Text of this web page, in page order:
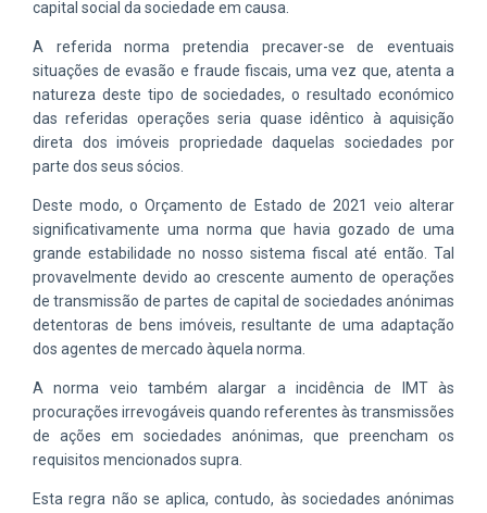
capital social da sociedade em causa.
A referida norma pretendia precaver-se de eventuais
situações de evasão e fraude fiscais, uma vez que, atenta a
natureza deste tipo de sociedades, o resultado económico
das referidas operações seria quase idêntico à aquisição
direta dos imóveis propriedade daquelas sociedades por
parte dos seus sócios.
Deste modo, o Orçamento de Estado de 2021 veio alterar
significativamente uma norma que havia gozado de uma
grande estabilidade no nosso sistema fiscal até então. Tal
provavelmente devido ao crescente aumento de operações
de transmissão de partes de capital de sociedades anónimas
detentoras de bens imóveis, resultante de uma adaptação
dos agentes de mercado àquela norma.
A norma veio também alargar a incidência de IMT às
procurações irrevogáveis quando referentes às transmissões
de ações em sociedades anónimas, que preencham os
requisitos mencionados supra.
Esta regra não se aplica, contudo, às sociedades anónimas